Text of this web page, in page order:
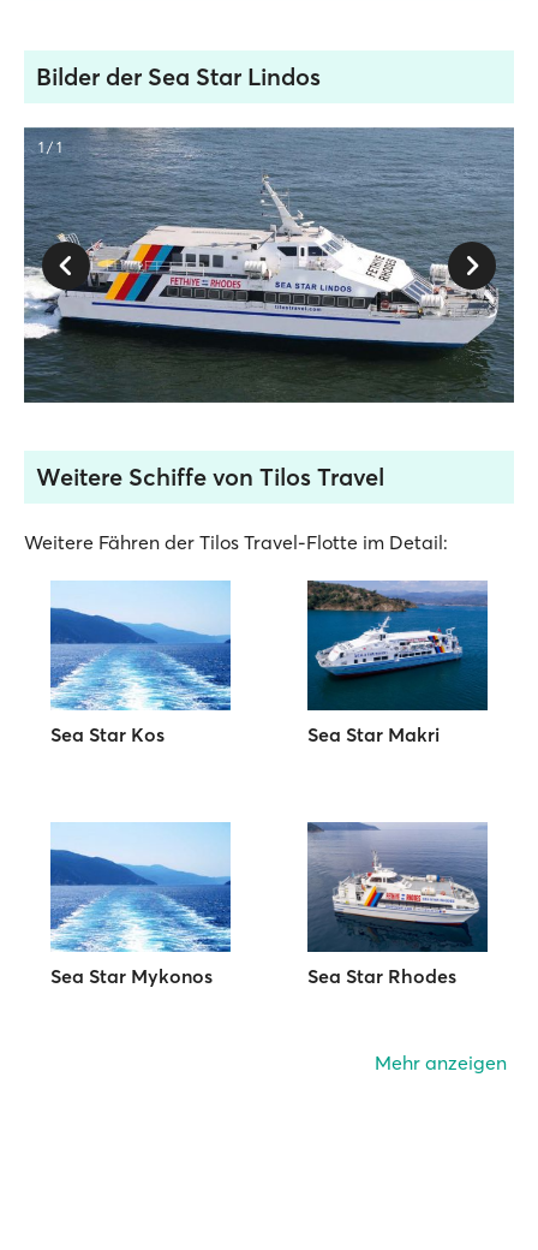
Bilder der Sea Star Lindos
1 / 1
Weitere Schiffe von Tilos Travel
Weitere Fähren der Tilos Travel-Flotte im Detail:
Sea Star Kos Sea Star Makri
Sea Star Mykonos Sea Star Rhodes
Mehr anzeigen